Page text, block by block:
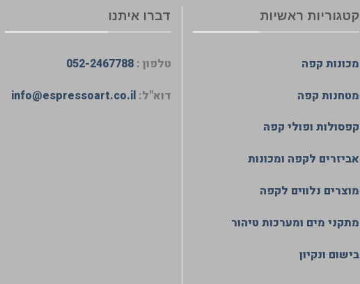
קטגוריות ראשיות
מכונות קפה
מטחנות קפה
קפסולות ופולי קפה
אביזרים לקפה ומכונות
מוצרים נלווים לקפה
מתקני מים ומערכות טיהור
בישום ונקיון
דברו איתנו
טלפון : 052-2467788
דוא"ל: info@espressoart.co.il